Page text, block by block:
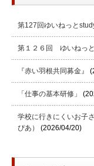
第127回ゆいねっと
第１２６回 ゆいねっ
『赤い羽根共同募金』
「仕事の基本研修」
学校に行きにくいお子
ぴあ）
(2026/04/20)